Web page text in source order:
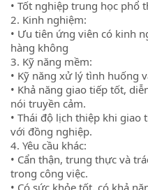
• Tốt nghiệp trung học phổ
2. Kinh nghiệm:
• Ưu tiên ứng viên có kinh
hàng không
3. Kỹ năng mềm:
• Kỹ năng xử lý tình huống
• Khả năng giao tiếp tốt,
nói truyền cảm.
• Thái độ lịch thiệp khi
với đồng nghiệp.
4. Yêu cầu khác:
• Cẩn thận, trung thực và
trong công việc.
• Có sức khỏe tốt, có khả